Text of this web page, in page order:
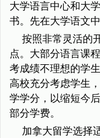
大学语言中心和大
书。先在大学语文
按照非常灵活的
点。大部分语言课
考成绩不理想的学
高校充分考虑学生
学学分，以缩短今
部分学费。
加拿大留学选择